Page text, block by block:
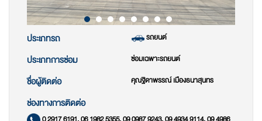
ประเภทรถ รถยนต์
ประเภทการซ่อม ซ่อมเฉพาะรถยนต์
ชื่อผู้ติดต่อ คุณฐิดาพรรณ์ เมืองธนาสุนทร
ช่องทางการติดต่อ